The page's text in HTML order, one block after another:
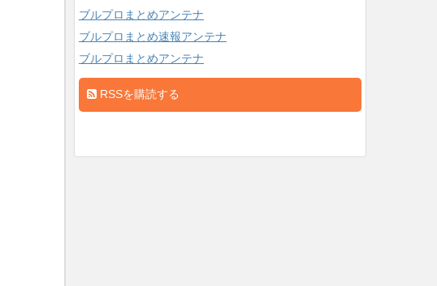
ブルプロまとめアンテナ
ブルプロまとめ速報アンテナ
ブルプロまとめアンテナ
RSSを購読する